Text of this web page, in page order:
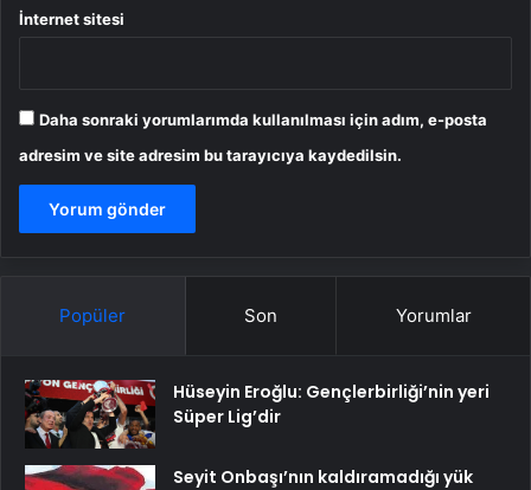
İnternet sitesi
Daha sonraki yorumlarımda kullanılması için adım, e-posta
adresim ve site adresim bu tarayıcıya kaydedilsin.
Popüler Son Yorumlar
Hüseyin Eroğlu: Gençlerbirliği’nin yeri
Süper Lig’dir
Seyit Onbaşı’nın kaldıramadığı yük